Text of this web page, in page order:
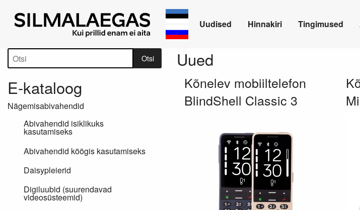
Uudised Hinnakiri Tingimused
Tooted
Uued
Kõnelev mobiiltelefon
BlindShell Classic 3
Tootepuu Otsi
E-kataloog
Nägemisabivahendid
Abivahendid isiklikuks
kasutamiseks
Abivahendid köögis kasutamiseks
Daisypleierid
Digiluubid (suurendavad
videosüsteemid)